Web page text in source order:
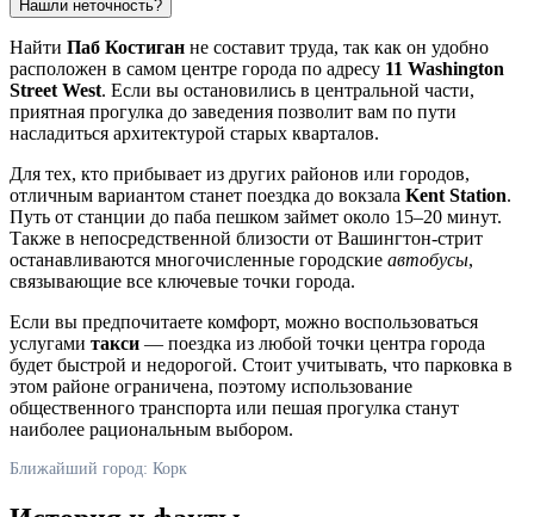
Нашли неточность?
Найти Паб Костиган не составит труда, так как он удобно
расположен в самом центре города по адресу 11 Washington
Street West. Если вы остановились в центральной части,
приятная прогулка до заведения позволит вам по пути
насладиться архитектурой старых кварталов.
Для тех, кто прибывает из других районов или городов,
отличным вариантом станет поездка до вокзала Kent Station.
Путь от станции до паба пешком займет около 15–20 минут.
Также в непосредственной близости от Вашингтон-стрит
останавливаются многочисленные городские автобусы,
связывающие все ключевые точки города.
Если вы предпочитаете комфорт, можно воспользоваться
услугами такси — поездка из любой точки центра города
будет быстрой и недорогой. Стоит учитывать, что парковка в
этом районе ограничена, поэтому использование
общественного транспорта или пешая прогулка станут
наиболее рациональным выбором.
Ближайший город: Корк